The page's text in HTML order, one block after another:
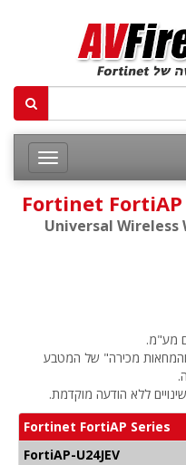
Fortinet FortiAP
Universal Wireless
מע"מ.
והמחאות מכירה" של המטבע
ללא הודעה מוקדמת.
Fortinet FortiAP Series
FortiAP-U24JEV